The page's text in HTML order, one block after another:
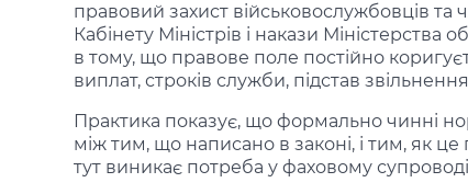
правовий захист військовослужбовців та
Кабінету Міністрів і накази
в тому, що правове поле постійно
виплат, строків служби, підстав
Практика показує, що формально чинні
між тим, що написано в законі, і тим, як
тут виникає потреба у фаховому